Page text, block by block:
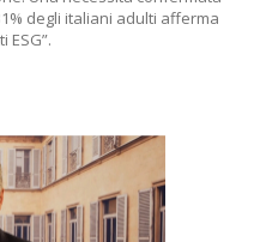
degli italiani adulti afferma